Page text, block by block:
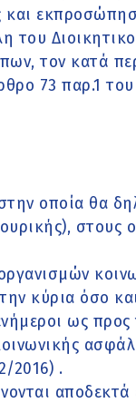
και
του
τον κατά
73 παρ.1
οποία θα
στους
κύρια όσο
ως
2016) .
αποδεκτά